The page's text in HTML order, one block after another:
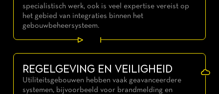
specialistisch werk, ook is veel expertise vereist op
het gebied van integraties binnen het
gebouwbeheersysteem.
REGELGEVING EN VEILIGHEID
Utiliteitsgebouwen hebben vaak geavanceerdere
systemen, bijvoorbeeld voor brandmelding en